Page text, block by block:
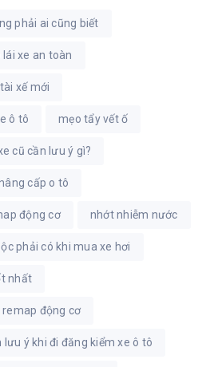
phải ai cũng biết
lái xe an toàn
xế mới
ô tô mẹo tẩy vết ố
cũ cần lưu ý gì?
cấp o tô
động cơ nhớt nhiễm nước
phải có khi mua xe hơi
nhất
động cơ
ý khi đi đăng kiểm xe ô tô